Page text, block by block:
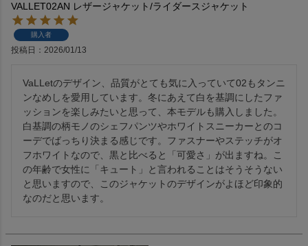
VALLET02AN レザージャケット/ライダースジャケット
購入者
投稿日 2026/01/13
VaLLetのデザイン、品質がとても気に入っていて02もタンニ
ンなめしを愛用しています。冬にあえて白を基調にしたファ
ッションを楽しみたいと思って、本モデルも購入しました。
白基調の柄モノのシェフパンツやホワイトスニーカーとのコ
ーデでばっちり決まる感じです。ファスナーやステッチがオ
フホワイトなので、黒と比べると「可愛さ」が出ますね。こ
の年齢で女性に「キュート」と言われることはそうそうない
と思いますので、このジャケットのデザインがよほど印象的